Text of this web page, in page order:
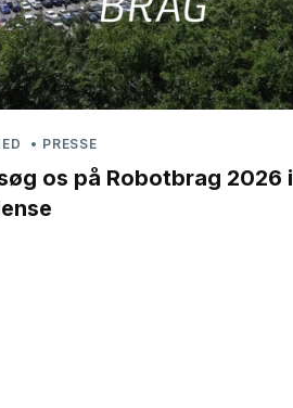
PRESSE
os på Robotbrag 2026 i